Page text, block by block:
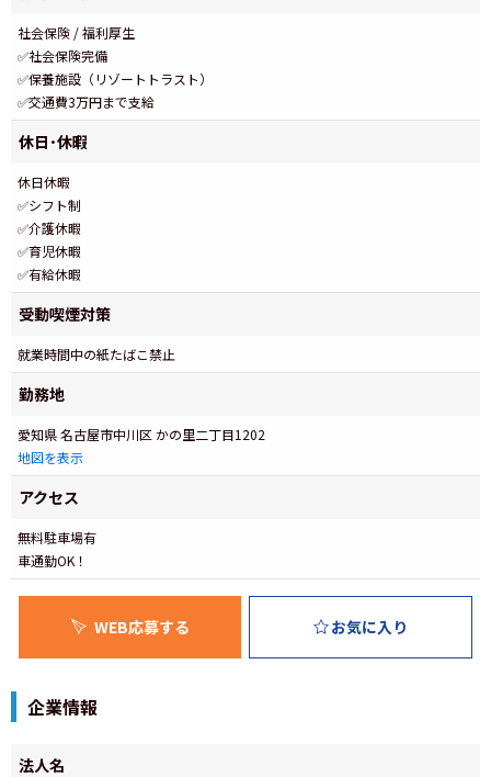
社会保険 / 福利厚生
✅社会保険完備
✅保養施設（リゾートトラスト）
✅交通費3万円まで支給
休日･休暇
休日休暇
✅シフト制
✅介護休暇
✅育児休暇
✅有給休暇
受動喫煙対策
就業時間中の紙たばこ禁止
勤務地
愛知県 名古屋市中川区 かの里二丁目1202
地図を表示
アクセス
無料駐車場有
車通勤OK！
WEB応募する お気に入り
企業情報
法人名